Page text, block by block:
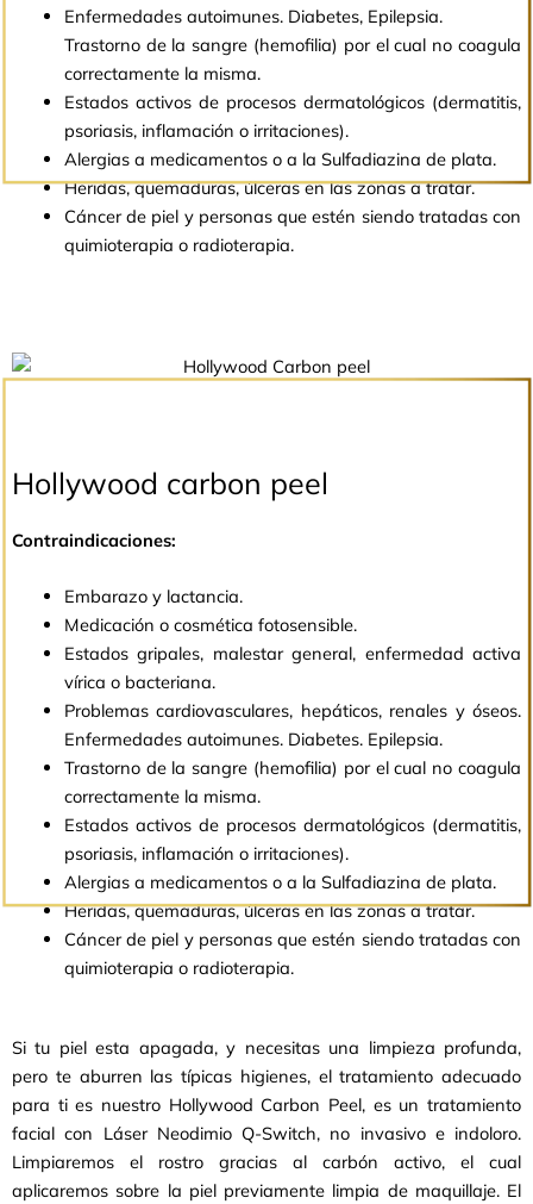
Enfermedades autoimunes. Diabetes, Epilepsia.
Trastorno de la sangre (hemofilia) por el cual no coagula
correctamente la misma.
Estados activos de procesos dermatológicos (dermatitis,
psoriasis, inflamación o irritaciones).
Alergias a medicamentos o a la Sulfadiazina de plata.
Heridas, quemaduras, úlceras en las zonas a tratar.
Cáncer de piel y personas que estén siendo tratadas con
quimioterapia o radioterapia.
Hollywood carbon peel
Contraindicaciones:
Embarazo y lactancia.
Medicación o cosmética fotosensible.
Estados gripales, malestar general, enfermedad activa
vírica o bacteriana.
Problemas cardiovasculares, hepáticos, renales y óseos.
Enfermedades autoimunes. Diabetes. Epilepsia.
Trastorno de la sangre (hemofilia) por el cual no coagula
correctamente la misma.
Estados activos de procesos dermatológicos (dermatitis,
psoriasis, inflamación o irritaciones).
Alergias a medicamentos o a la Sulfadiazina de plata.
Heridas, quemaduras, úlceras en las zonas a tratar.
Cáncer de piel y personas que estén siendo tratadas con
quimioterapia o radioterapia.
Si tu piel esta apagada, y necesitas una limpieza profunda,
pero te aburren las típicas higienes, el tratamiento adecuado
para ti es nuestro Hollywood Carbon Peel, es un tratamiento
facial con Láser Neodimio Q-Switch, no invasivo e indoloro.
Limpiaremos el rostro gracias al carbón activo, el cual
aplicaremos sobre la piel previamente limpia de maquillaje. El